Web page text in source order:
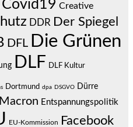
Covid19 Creative
DDR Der Spiegel
DFL Die Grünen
DLF DLF Kultur
Dortmund dpa DSGVO Dürre
Entspannungspolitik
EU-Kommission
Facebook